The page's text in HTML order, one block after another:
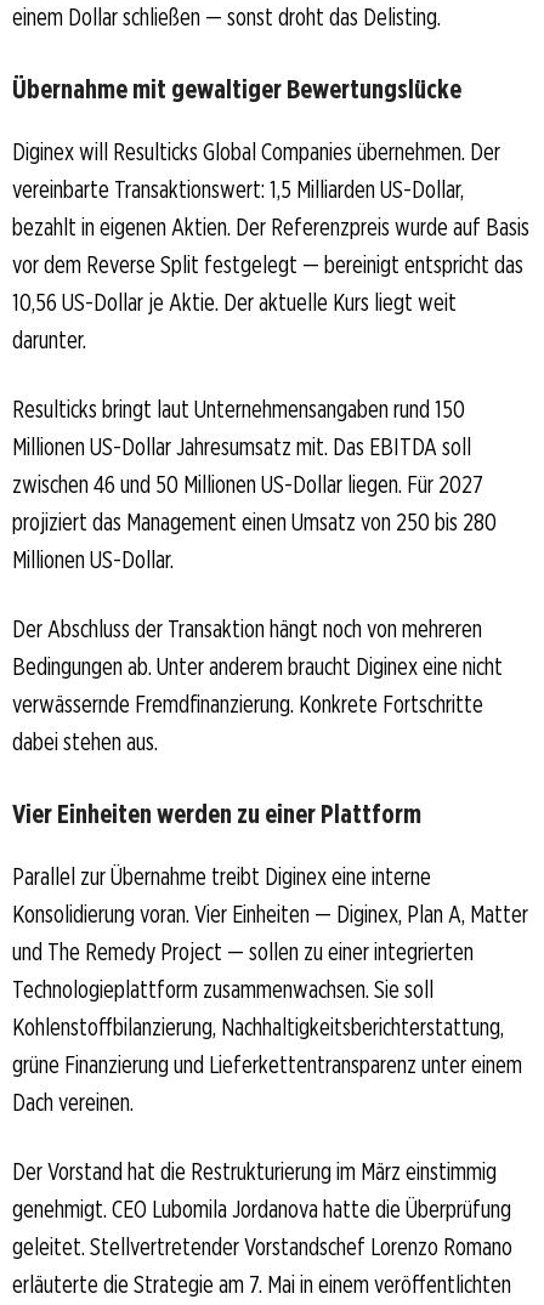
einem Dollar schließen — sonst droht das Delisting.
Übernahme mit gewaltiger Bewertungslücke
Diginex will Resulticks Global Companies übernehmen. Der
vereinbarte Transaktionswert: 1,5 Milliarden US-Dollar,
bezahlt in eigenen Aktien. Der Referenzpreis wurde auf Basis
vor dem Reverse Split festgelegt — bereinigt entspricht das
10,56 US-Dollar je Aktie. Der aktuelle Kurs liegt weit
darunter.
Resulticks bringt laut Unternehmensangaben rund 150
Millionen US-Dollar Jahresumsatz mit. Das EBITDA soll
zwischen 46 und 50 Millionen US-Dollar liegen. Für 2027
projiziert das Management einen Umsatz von 250 bis 280
Millionen US-Dollar.
Der Abschluss der Transaktion hängt noch von mehreren
Bedingungen ab. Unter anderem braucht Diginex eine nicht
verwässernde Fremdfinanzierung. Konkrete Fortschritte
dabei stehen aus.
Vier Einheiten werden zu einer Plattform
Parallel zur Übernahme treibt Diginex eine interne
Konsolidierung voran. Vier Einheiten — Diginex, Plan A, Matter
und The Remedy Project — sollen zu einer integrierten
Technologieplattform zusammenwachsen. Sie soll
Kohlenstoffbilanzierung, Nachhaltigkeitsberichterstattung,
grüne Finanzierung und Lieferkettentransparenz unter einem
Dach vereinen.
Der Vorstand hat die Restrukturierung im März einstimmig
genehmigt. CEO Lubomila Jordanova hatte die Überprüfung
geleitet. Stellvertretender Vorstandschef Lorenzo Romano
erläuterte die Strategie am 7. Mai in einem veröffentlichten